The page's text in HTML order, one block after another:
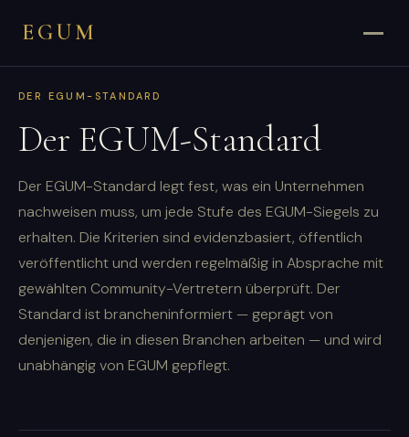
EGUM
DER EGUM-STANDARD
Der EGUM-Standard
Der EGUM-Standard legt fest, was ein Unternehmen
nachweisen muss, um jede Stufe des EGUM-Siegels zu
erhalten. Die Kriterien sind evidenzbasiert, öffentlich
veröffentlicht und werden regelmäßig in Absprache mit
gewählten Community-Vertretern überprüft. Der
Standard ist brancheninformiert — geprägt von
denjenigen, die in diesen Branchen arbeiten — und wird
unabhängig von EGUM gepflegt.